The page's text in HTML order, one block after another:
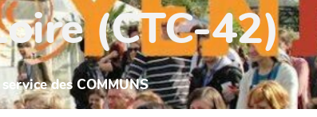
(CTC-42)
des COMMUNS